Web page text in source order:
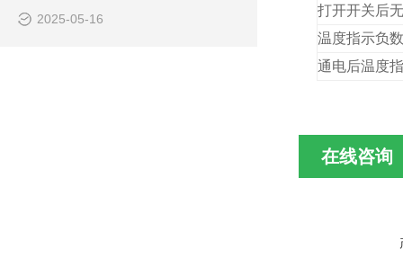
2025-05-16
打开开关后
温度指示负数
通电后温度
在线咨询